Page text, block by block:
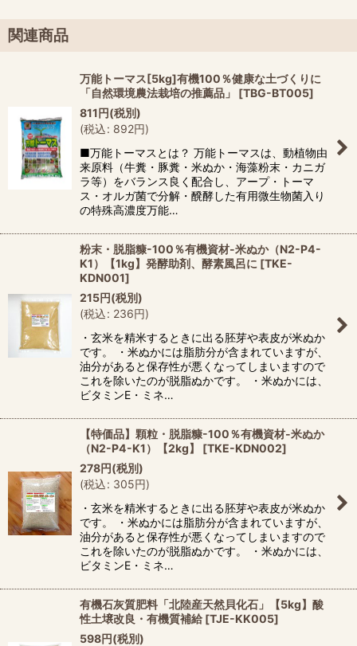
関連商品
万能トーマス[5kg]有機100％健康な土づくりに
「自然環境農法栽培の推薦品」
[TBG-BT005]
811円(税別)
(税込: 892円)
■万能トーマスとは？ 万能トーマスは、動植物由
来原料（牛糞・豚糞・米ぬか・海藻粉末・カニガ
ラ等）をバランス良く配合し、アープ・トーマ
ス・オルガ菌で分解・醗酵した有用微生物菌入り
の特殊高濃度万能…
粉末・脱脂糠-100％有機資材-米ぬか（N2-P4-
K1）【1kg】発酵助剤、酵素風呂に [TKE-
KDN001]
215円(税別)
(税込: 236円)
・玄米を精米するときに出る胚芽や表皮が米ぬか
です。 ・米ぬかには脂肪分が含まれていますが、
油分があると保存性が悪くなってしまいますので
これを除いたのが脱脂ぬかです。 ・米ぬかには、
ビタミンE・ミネ…
【特価品】顆粒・脱脂糠-100％有機資材-米ぬか
（N2-P4-K1）【2kg】
[TKE-KDN002]
278円(税別)
(税込: 305円)
・玄米を精米するときに出る胚芽や表皮が米ぬか
です。 ・米ぬかには脂肪分が含まれていますが、
油分があると保存性が悪くなってしまいますので
これを除いたのが脱脂ぬかです。 ・米ぬかには、
ビタミンE・ミネ…
有機石灰質肥料「北陸産天然貝化石」【5kg】酸
性土壌改良・有機質補給 [TJE-KK005]
598円(税別)